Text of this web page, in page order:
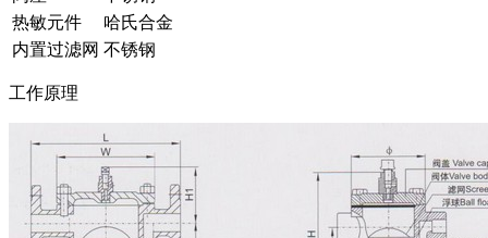
热敏元件
哈氏合金
内置过滤网 不锈钢
工作原理